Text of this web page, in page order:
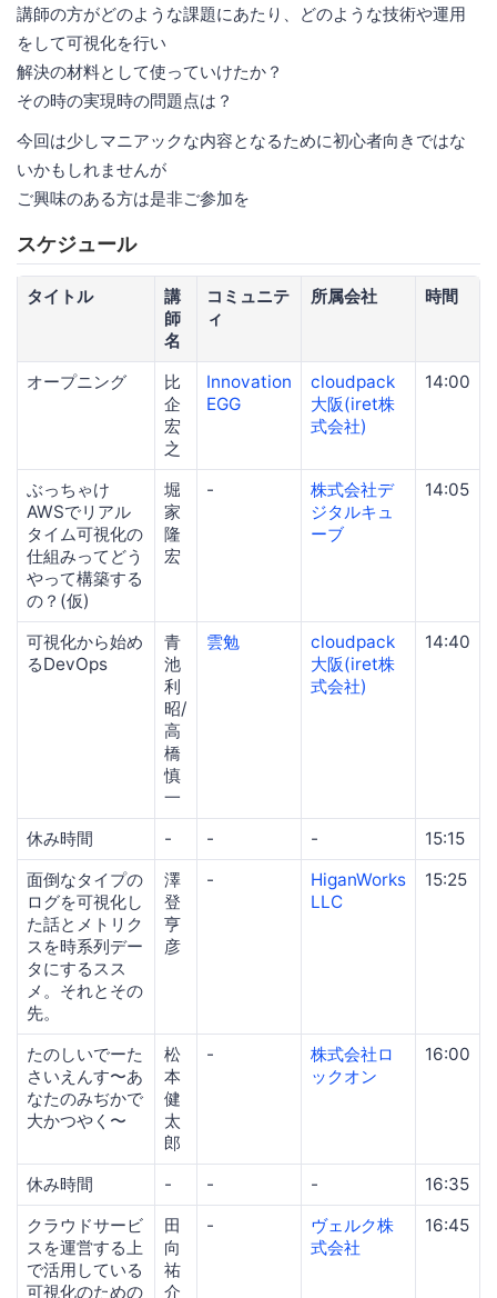
講師の方がどのような課題にあたり、どのような技術や運用
をして可視化を行い
解決の材料として使っていけたか？
その時の実現時の問題点は？
今回は少しマニアックな内容となるために初心者向きではな
いかもしれませんが
ご興味のある方は是非ご参加を
スケジュール
タイトル
講
師
名
コミュニテ
ィ
所属会社 時間
オープニング
比
企
宏
之
Innovation
EGG
cloudpack
大阪(iret株
式会社)
14:00
ぶっちゃけ
AWSでリアル
タイム可視化の
仕組みってどう
やって構築する
の？(仮)
堀
家
隆
宏
-
株式会社デ
ジタルキュ
ーブ
14:05
可視化から始め
るDevOps
青
池
利
昭/
高
橋
慎
一
雲勉
cloudpack
大阪(iret株
式会社)
14:40
休み時間 - - -
15:15
面倒なタイプの
ログを可視化し
た話とメトリク
スを時系列デー
タにするスス
メ。それとその
先。
澤
登
亨
彦
-
HiganWorks
LLC
15:25
たのしいでーた
さいえんす〜あ
なたのみぢかで
大かつやく〜
松
本
健
太
郎
-
株式会社ロ
ックオン
16:00
休み時間 - - -
16:35
クラウドサービ
スを運営する上
で活用している
可視化のための
田
向
祐
介
-
ヴェルク株
式会社
16:45